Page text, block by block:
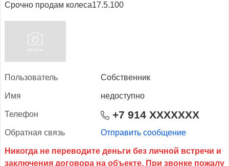
Срочно продам колеса17.5.100
Поль­зо­ватель Собственник
Имя недоступно
Те­лефон +7 914 XXXXXXX
Об­ратная связь Отправить сообщение